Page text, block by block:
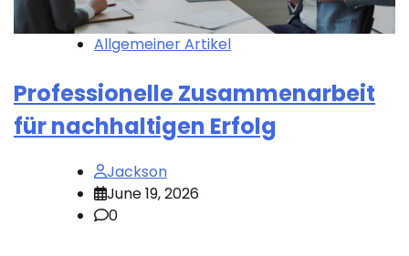
Allgemeiner Artikel
Professionelle Zusammenarbeit
für nachhaltigen Erfolg
Jackson
June 19, 2026
0